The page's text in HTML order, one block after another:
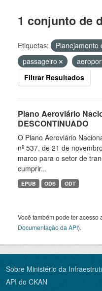
1 conjunto de
Etiquetas: Planejamento
passageiro
Filtrar Resultados
Plano Aeroviário
DESCONTINUADO
O Plano Aeroviário
nº 537, de 21 de
marco para o setor de
cumprir...
EPUB ODS ODT
Você também pode ter acesso
Documentação da API).
Sobre Ministério da
API do CKAN